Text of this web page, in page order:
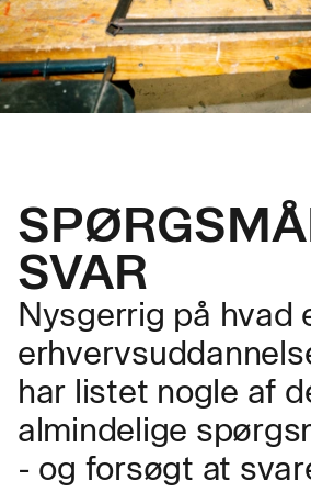
SVAR
Nysgerrig på hvad
har listet nogle af
almindelige
- og forsøgt at